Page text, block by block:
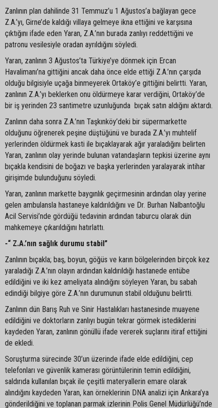
Zanlının plan dahilinde 31 Temmuz’u 1 Ağustos’a bağlayan gece
Z.A.’yı, Girne’de kaldığı villaya gelmeye ikna ettiğini ve karşısına
çıktığını ifade eden Yaran, Z.A.’nın burada zanlıyı reddettiğini ve
patronu vesilesiyle oradan ayrıldığını söyledi.
Yaran, zanlının 3 Ağustos’ta Türkiye’ye dönmek için Ercan
Havalimanı’na gittiğini ancak daha önce elde ettiği Z.A.’nın çarşıda
olduğu bilgisiyle uçağa binmeyerek Ortaköy’e gittiğini belirtti. Yaran,
zanlının Z.A.’yı beklerken onu öldürmeye karar verdiğini, Ortaköy’de
bir iş yerinden 23 santimetre uzunluğunda bıçak satın aldığını aktardı.
Zanlının daha sonra Z.A.’nın Taşkınköy’deki bir süpermarkette
olduğunu öğrenerek peşine düştüğünü ve burada Z.A.’yı muhtelif
yerlerinden öldürmek kasti ile bıçaklayarak ağır yaraladığını belirten
Yaran, zanlının olay yerinde bulunan vatandaşların tepkisi üzerine aynı
bıçakla kendisini de boğazı ve başka yerlerinden yaralayarak intihar
girişimde bulunduğunu söyledi.
Yaran, zanlının markette baygınlık geçirmesinin ardından olay yerine
gelen ambulansla hastaneye kaldırıldığını ve Dr. Burhan Nalbantoğlu
Acil Servisi’nde gördüğü tedavinin ardından taburcu olarak dün
mahkemeye çıkarıldığını hatırlattı.
-“ Z.A.’nın sağlık durumu stabil”
Zanlının bıçakla; baş, boyun, göğüs ve karın bölgelerinden birçok kez
yaraladığı Z.A.’nın olayın ardından kaldırıldığı hastanede entübe
edildiğini ve iki kez ameliyata alındığını söyleyen Yaran, bu sabah
edindiği bilgiye göre Z.A.’nın durumunun stabil olduğunu belirtti.
Zanlının dün Barış Ruh ve Sinir Hastalıkları hastanesinde muayene
edildiğini ve doktorların zanlıyı bugün tekrar görmek istediklerini
kaydeden Yaran, zanlının gönüllü ifade vererek suçlarını itiraf ettiğini
de ekledi.
Soruşturma sürecinde 30’un üzerinde ifade elde edildiğini, cep
telefonları ve güvenlik kamerası görüntülerinin temin edildiğini,
saldırıda kullanılan bıçak ile çeşitli materyallerin emare olarak
alındığını kaydeden Yaran, kan örneklerinin DNA analizi için Ankara’ya
gönderildiğini ve toplanan parmak izlerinin Polis Genel Müdürlüğü’nde